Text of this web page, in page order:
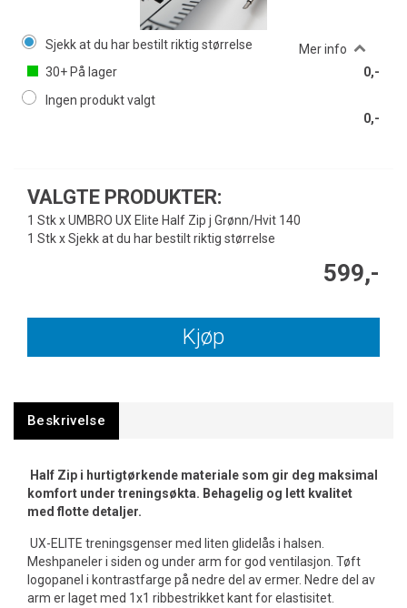
Sjekk at du har bestilt riktig størrelse
Mer info
30+ På lager
0,-
Ingen produkt valgt
0,-
VALGTE PRODUKTER:
1 Stk x UMBRO UX Elite Half Zip j Grønn/Hvit 140
1 Stk x Sjekk at du har bestilt riktig størrelse
599,-
Kjøp
Beskrivelse
Half Zip i hurtigtørkende materiale som gir deg maksimal
komfort under treningsøkta. Behagelig og lett kvalitet
med flotte detaljer.
UX-ELITE treningsgenser med liten glidelås i halsen.
Meshpaneler i siden og under arm for god ventilasjon. Tøft
logopanel i kontrastfarge på nedre del av ermer. Nedre del av
arm er laget med 1x1 ribbestrikket kant for elastisitet.